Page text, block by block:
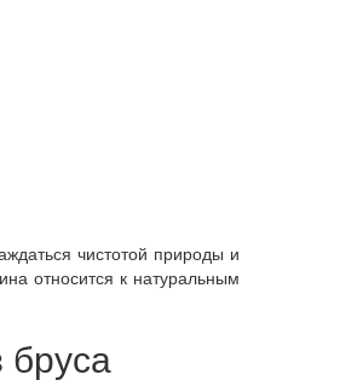
чистотой природы и
относится к натуральным
бруса